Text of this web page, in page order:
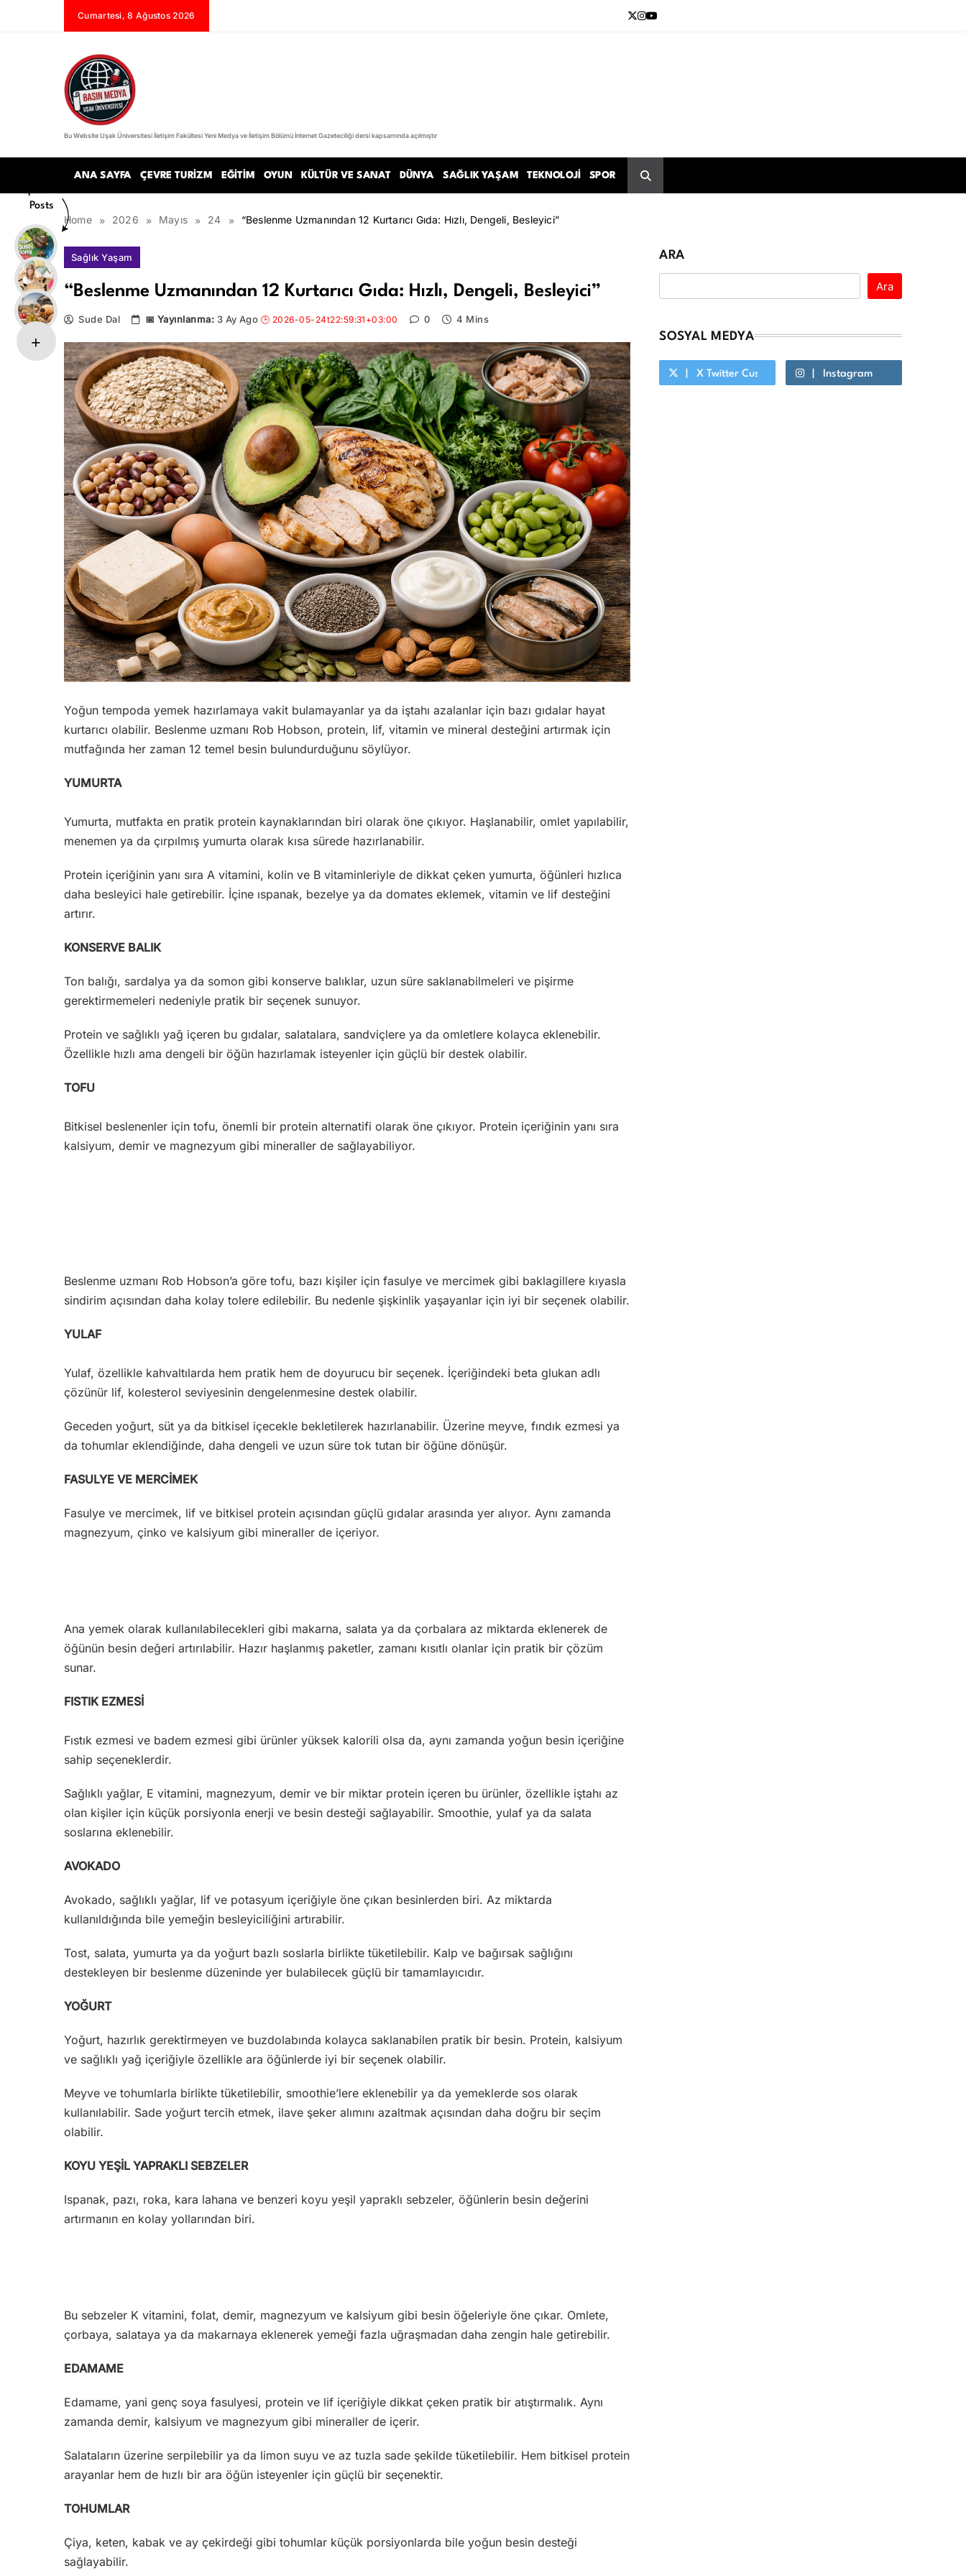
Cumartesi, 8 Ağustos 2026
Basın Medya
Bu Website Uşak Üniversitesi İletişim Fakültesi Yeni Medya ve İletişim Bölümü İnternet Gazeteciliği dersi kapsamında açılmıştır
ANA SAYFA ÇEVRE TURIZM EĞITIM OYUN KÜLTÜR VE SANAT DÜNYA SAĞLIK YAŞAM TEKNOLOJI SPOR
Home 2026 Mayıs 24 “Beslenme Uzmanından 12 Kurtarıcı Gıda: Hızlı, Dengeli, Besleyici”
Popular
Posts
Sağlık Yaşam
“Beslenme Uzmanından 12 Kurtarıcı Gıda: Hızlı, Dengeli, Besleyici”
Sude Dal 3 Ay Ago 0 4 Mins
Yoğun tempoda yemek hazırlamaya vakit bulamayanlar ya da iştahı azalanlar için bazı gıdalar hayat
kurtarıcı olabilir. Beslenme uzmanı Rob Hobson, protein, lif, vitamin ve mineral desteğini artırmak için
mutfağında her zaman 12 temel besin bulundurduğunu söylüyor.
YUMURTA
Yumurta, mutfakta en pratik protein kaynaklarından biri olarak öne çıkıyor. Haşlanabilir, omlet yapılabilir,
menemen ya da çırpılmış yumurta olarak kısa sürede hazırlanabilir.
Protein içeriğinin yanı sıra A vitamini, kolin ve B vitaminleriyle de dikkat çeken yumurta, öğünleri hızlıca
daha besleyici hale getirebilir. İçine ıspanak, bezelye ya da domates eklemek, vitamin ve lif desteğini
artırır.
KONSERVE BALIK
Ton balığı, sardalya ya da somon gibi konserve balıklar, uzun süre saklanabilmeleri ve pişirme
gerektirmemeleri nedeniyle pratik bir seçenek sunuyor.
Protein ve sağlıklı yağ içeren bu gıdalar, salatalara, sandviçlere ya da omletlere kolayca eklenebilir.
Özellikle hızlı ama dengeli bir öğün hazırlamak isteyenler için güçlü bir destek olabilir.
TOFU
Bitkisel beslenenler için tofu, önemli bir protein alternatifi olarak öne çıkıyor. Protein içeriğinin yanı sıra
kalsiyum, demir ve magnezyum gibi mineraller de sağlayabiliyor.
Beslenme uzmanı Rob Hobson’a göre tofu, bazı kişiler için fasulye ve mercimek gibi baklagillere kıyasla
sindirim açısından daha kolay tolere edilebilir. Bu nedenle şişkinlik yaşayanlar için iyi bir seçenek olabilir.
YULAF
Yulaf, özellikle kahvaltılarda hem pratik hem de doyurucu bir seçenek. İçeriğindeki beta glukan adlı
çözünür lif, kolesterol seviyesinin dengelenmesine destek olabilir.
Geceden yoğurt, süt ya da bitkisel içecekle bekletilerek hazırlanabilir. Üzerine meyve, fındık ezmesi ya
da tohumlar eklendiğinde, daha dengeli ve uzun süre tok tutan bir öğüne dönüşür.
FASULYE VE MERCİMEK
Fasulye ve mercimek, lif ve bitkisel protein açısından güçlü gıdalar arasında yer alıyor. Aynı zamanda
magnezyum, çinko ve kalsiyum gibi mineraller de içeriyor.
Ana yemek olarak kullanılabilecekleri gibi makarna, salata ya da çorbalara az miktarda eklenerek de
öğünün besin değeri artırılabilir. Hazır haşlanmış paketler, zamanı kısıtlı olanlar için pratik bir çözüm
sunar.
FISTIK EZMESİ
Fıstık ezmesi ve badem ezmesi gibi ürünler yüksek kalorili olsa da, aynı zamanda yoğun besin içeriğine
sahip seçeneklerdir.
Sağlıklı yağlar, E vitamini, magnezyum, demir ve bir miktar protein içeren bu ürünler, özellikle iştahı az
olan kişiler için küçük porsiyonla enerji ve besin desteği sağlayabilir. Smoothie, yulaf ya da salata
soslarına eklenebilir.
AVOKADO
Avokado, sağlıklı yağlar, lif ve potasyum içeriğiyle öne çıkan besinlerden biri. Az miktarda
kullanıldığında bile yemeğin besleyiciliğini artırabilir.
Tost, salata, yumurta ya da yoğurt bazlı soslarla birlikte tüketilebilir. Kalp ve bağırsak sağlığını
destekleyen bir beslenme düzeninde yer bulabilecek güçlü bir tamamlayıcıdır.
YOĞURT
Yoğurt, hazırlık gerektirmeyen ve buzdolabında kolayca saklanabilen pratik bir besin. Protein, kalsiyum
ve sağlıklı yağ içeriğiyle özellikle ara öğünlerde iyi bir seçenek olabilir.
Meyve ve tohumlarla birlikte tüketilebilir, smoothie’lere eklenebilir ya da yemeklerde sos olarak
kullanılabilir. Sade yoğurt tercih etmek, ilave şeker alımını azaltmak açısından daha doğru bir seçim
olabilir.
KOYU YEŞİL YAPRAKLI SEBZELER
Ispanak, pazı, roka, kara lahana ve benzeri koyu yeşil yapraklı sebzeler, öğünlerin besin değerini
artırmanın en kolay yollarından biri.
Bu sebzeler K vitamini, folat, demir, magnezyum ve kalsiyum gibi besin öğeleriyle öne çıkar. Omlete,
çorbaya, salataya ya da makarnaya eklenerek yemeği fazla uğraşmadan daha zengin hale getirebilir.
EDAMAME
Edamame, yani genç soya fasulyesi, protein ve lif içeriğiyle dikkat çeken pratik bir atıştırmalık. Aynı
zamanda demir, kalsiyum ve magnezyum gibi mineraller de içerir.
Salataların üzerine serpilebilir ya da limon suyu ve az tuzla sade şekilde tüketilebilir. Hem bitkisel protein
arayanlar hem de hızlı bir ara öğün isteyenler için güçlü bir seçenektir.
TOHUMLAR
Çiya, keten, kabak ve ay çekirdeği gibi tohumlar küçük porsiyonlarda bile yoğun besin desteği
sağlayabilir.
ARA
Ara
SOSYAL MEDYA
X Twitter Custom Cursor On Hover
Instagram